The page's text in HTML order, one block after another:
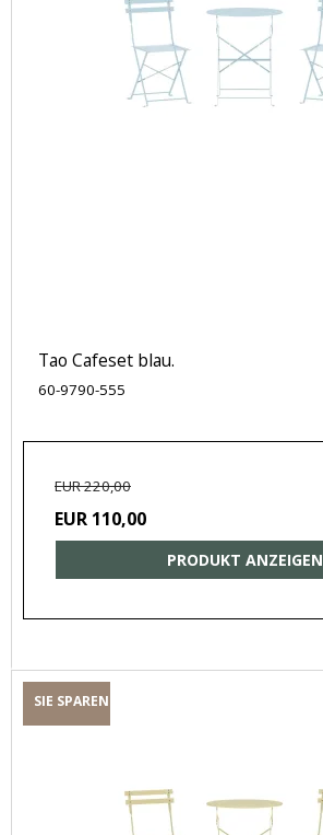
Tao Cafeset blau.
60-9790-555
EUR 220,00
EUR 110,00
PRODUKT ANZEIGEN
SIE SPAREN